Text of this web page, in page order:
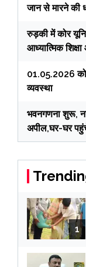
जान से मारने की
रुड़की में कोर
आध्यात्मिक
01.05.2026 को
व्यवस्था
भवनगणना शुरू,
अपील,घर-घर
1